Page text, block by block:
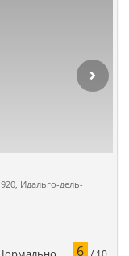
Идальго-дель-
6